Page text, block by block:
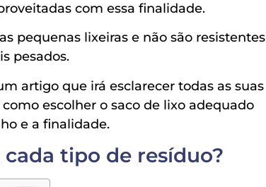
com essa finalidade.
pequenas lixeiras e não são resistentes
pesados.
artigo que irá esclarecer todas as suas
escolher o saco de lixo adequado
e a finalidade.
tipo de resíduo?